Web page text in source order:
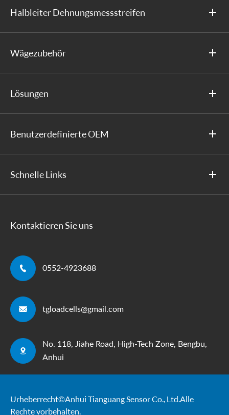
Halbleiter Dehnungsmessstreifen
Wägezubehör
Lösungen
Benutzerdefinierte OEM
Schnelle Links
Kontaktieren Sie uns
 0552-4923688
 tgloadcells@gmail.com

No. 118, Jiahe Road, High-Tech Zone, Bengbu,
Anhui
Urheberrecht ©Anhui Tianguang Sensor Co., Ltd. Alle
Rechte vorbehalten.